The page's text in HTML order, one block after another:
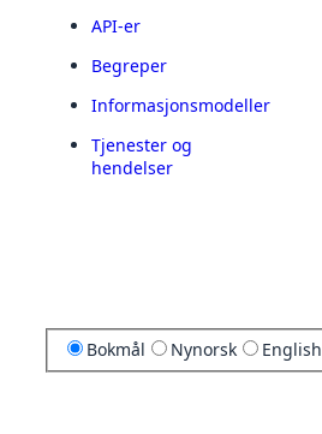
API-er
Begreper
Informasjonsmodeller
Tjenester og
hendelser
Bokmål Nynorsk English